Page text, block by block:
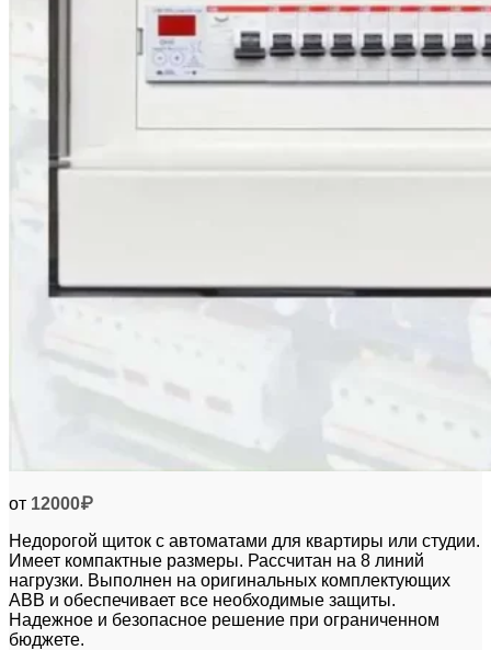
от 12000₽
Недорогой щиток с автоматами для квартиры или студии.
Имеет компактные размеры. Рассчитан на 8 линий
нагрузки. Выполнен на оригинальных комплектующих
ABB и обеспечивает все необходимые защиты.
Надежное и безопасное решение при ограниченном
бюджете.